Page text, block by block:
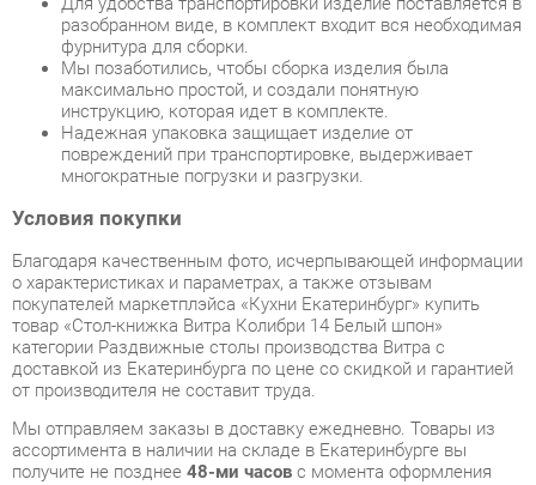
повреждений при транспортировке, выдерживает
многократные погрузки и разгрузки.
Условия покупки
Благодаря качественным фото, исчерпывающей информации
о характеристиках и параметрах, а также отзывам
покупателей маркетплэйса «Кухни Екатеринбург» купить
товар «Стол-книжка Витра Колибри 14 Белый шпон»
доставкой из Екатеринбурга по цене со скидкой и гарантией
Мы отправляем заказы в доставку ежедневно. Товары из
ассортимента в наличии на складе в Екатеринбурге вы
получите не позднее 48-ми часовс момента оформления
заказа. Дополнительно вы можете заказать подъём на этаж
и сборку мебельных изделий.
Срок доставки в другие регионы, и для товаров, находящихся
на складах производителей, рассчитывается индивидуально.
Уточнить наличие, срок и стоимость доставки вы можете
через формуобратной связи .